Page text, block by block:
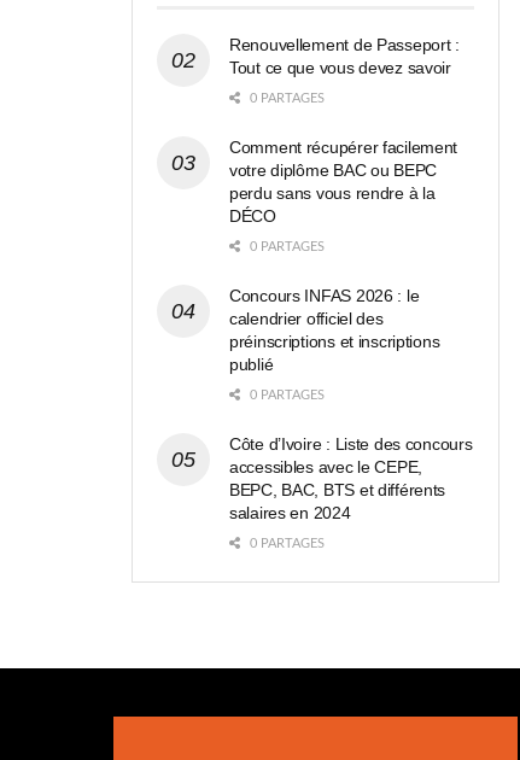
Renouvellement de Passeport :
Tout ce que vous devez savoir
0 PARTAGES
Comment récupérer facilement
votre diplôme BAC ou BEPC
perdu sans vous rendre à la
DÉCO
0 PARTAGES
Concours INFAS 2026 : le
calendrier officiel des
préinscriptions et inscriptions
publié
0 PARTAGES
Côte d’Ivoire : Liste des concours
accessibles avec le CEPE,
BEPC, BAC, BTS et différents
salaires en 2024
0 PARTAGES